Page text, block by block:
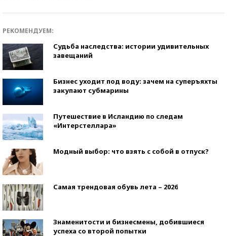
РЕКОМЕНДУЕМ:
Судьба наследства: истории удивительных
завещаний
Бизнес уходит под воду: зачем на суперъяхты
закупают субмарины
Путешествие в Исландию по следам
«Интерстеллара»
Модный выбор: что взять с собой в отпуск?
Самая трендовая обувь лета – 2026
Знаменитости и бизнесмены, добившиеся
успеха со второй попытки